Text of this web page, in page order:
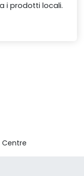
i prodotti locali.
Centre